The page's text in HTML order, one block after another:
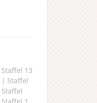
Staffel 13
| Staffel
Staffel